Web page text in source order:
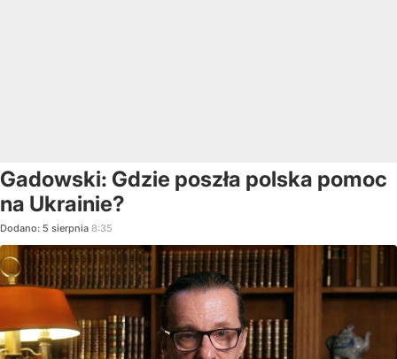
Gadowski: Gdzie poszła polska pomoc
na Ukrainie?
Dodano: 5 sierpnia 8:35